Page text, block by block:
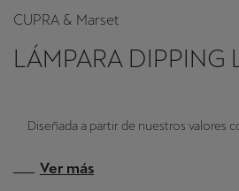
CUPRA & Marset
LÁMPARA DIPPING
Diseñada a partir de nuestros valores
Ver más